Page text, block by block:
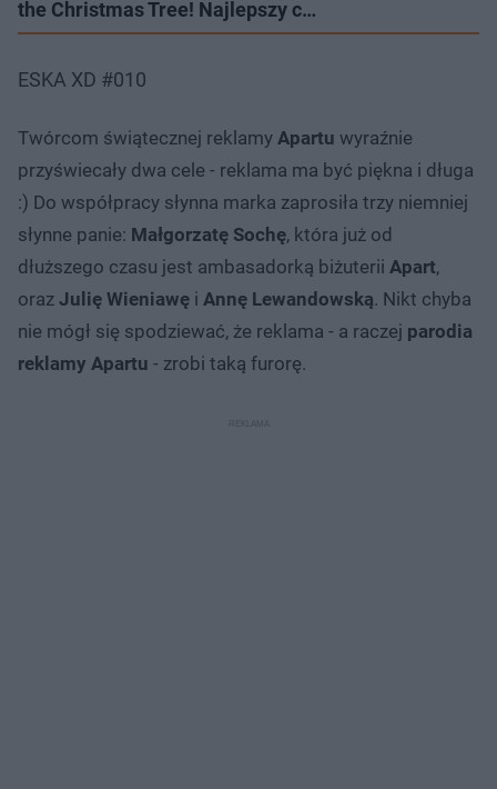
the Christmas Tree! Najlepszy c…
ESKA XD #010
Twórcom świątecznej reklamy Apartu wyraźnie
przyświecały dwa cele - reklama ma być piękna i długa
:) Do współpracy słynna marka zaprosiła trzy niemniej
słynne panie: Małgorzatę Sochę, która już od
dłuższego czasu jest ambasadorką biżuterii Apart,
oraz Julię Wieniawę i Annę Lewandowską. Nikt chyba
nie mógł się spodziewać, że reklama - a raczej parodia
reklamy Apartu - zrobi taką furorę.